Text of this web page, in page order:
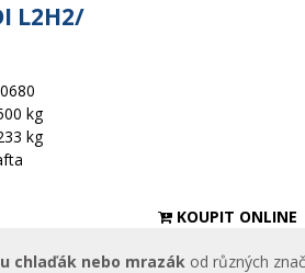
L2H2/
kg
kg
KOUPIT ONLINE
chlaďák nebo mrazák od různých